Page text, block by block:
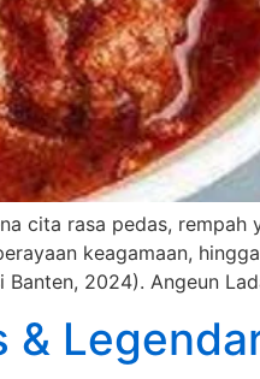
cita rasa pedas,
keagamaan,
2024). Angeun
&